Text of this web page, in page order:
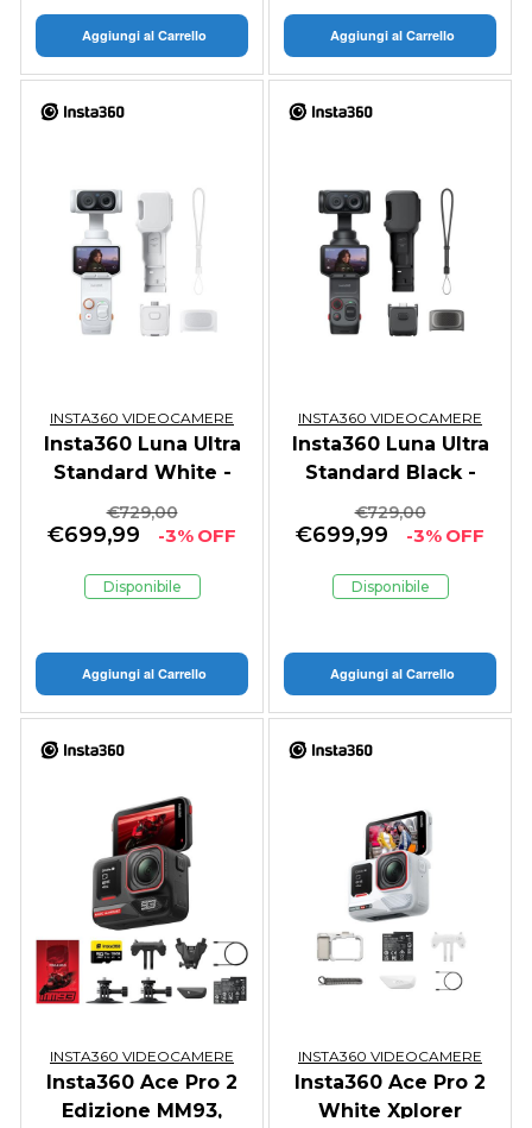
Aggiungi al Carrello Aggiungi al Carrello
INSTA360 VIDEOCAMERE
Insta360 Luna Ultra
Standard White -
GARANZIA ITALIA
€729,00
€699,99 -3% OFF
Disponibile
Aggiungi al Carrello
INSTA360 VIDEOCAMERE
Insta360 Luna Ultra
Standard Black -
GARANZIA ITALIA
€729,00
€699,99 -3% OFF
Disponibile
Aggiungi al Carrello
INSTA360 VIDEOCAMERE
Insta360 Ace Pro 2
Edizione MM93,
INSTA360 VIDEOCAMERE
Insta360 Ace Pro 2
White Xplorer